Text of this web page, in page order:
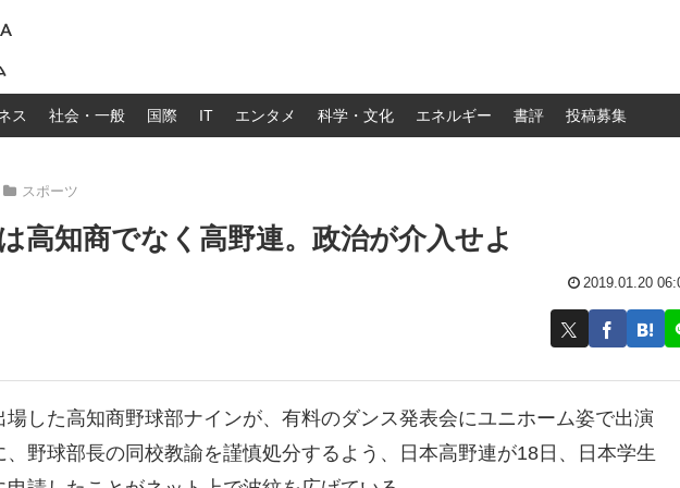
ス 社会・一般 国際 IT エンタメ 科学・文化 エネルギー 書評 投稿募集
スポーツ
高知商でなく高野連。政治が介入せよ
2019.01.20
場した高知商野球部ナインが、有料のダンス発表会にユニホーム姿で出演
、野球部長の同校教諭を謹慎処分するよう、日本高野連が18日、日本学生